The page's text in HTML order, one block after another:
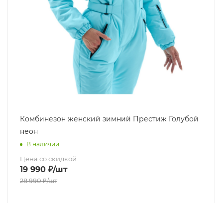
Комбинезон женский зимний Престиж Голубой
неон
В наличии
Цена со скидкой
19 990 ₽/шт
28 990₽/шт